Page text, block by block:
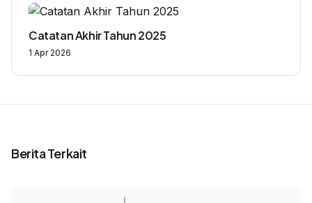
Catatan Akhir Tahun 2025
1 Apr 2026
Berita Terkait